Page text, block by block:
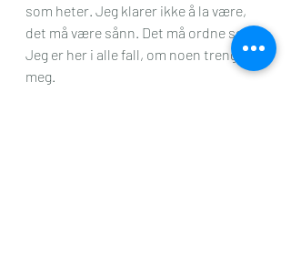
som heter. Jeg klarer ikke å la være,
det må være sånn. Det må ordne seg.
Jeg er her i alle fall, om noen trenger
meg.